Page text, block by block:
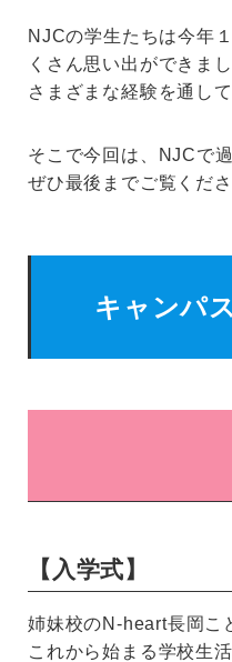
NJCの学生たちは今年
くさん思い出ができま
さまざまな経験を通し
そこで今回は、NJCで
ぜひ最後までご覧くだ
キャンパ
【入学式】
姉妹校のN-heart長岡こ
これから始まる学校生